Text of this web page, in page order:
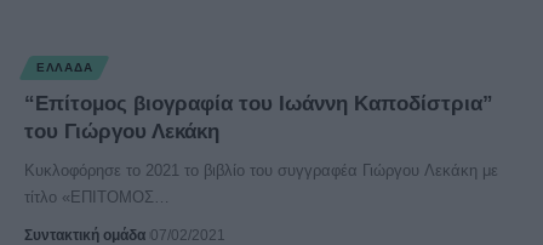
ΕΛΛΆΔΑ
“Επίτομος βιογραφία του Ιωάννη Καποδίστρια”
του Γιώργου Λεκάκη
Κυκλοφόρησε το 2021 το βιβλίο του συγγραφέα Γιώργου Λεκάκη με
τίτλο «ΕΠΙΤΟΜΟΣ
Συντακτική ομάδα 07/02/2021